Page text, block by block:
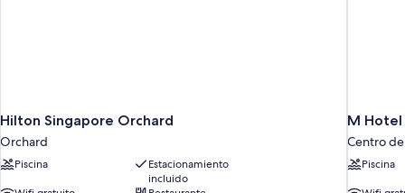
Hilton Singapore Orchard
Orchard
Piscina
Estacionamiento
incluido
M
Centro
Piscina